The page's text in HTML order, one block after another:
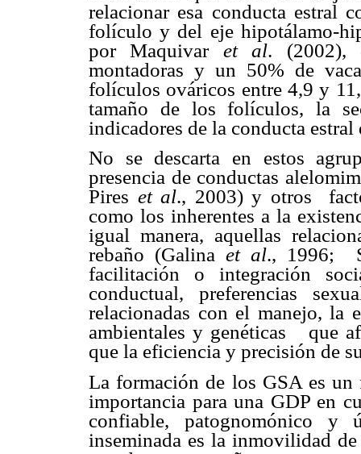
relacionar esa conducta estral
folículo y del eje hipotálamo-
por Maquivar et al. (2002),
montadoras y un 50% de
folículos ováricos entre 4,9 y
tamaño de los folículos, la
indicadores de la conducta estral
No se descarta en estos
presencia de conductas
Pires et al., 2003) y otros
como los inherentes a la
igual manera, aquellas
rebaño (Galinaet al., 1996;
facilitación o integración
conductual, preferencias
relacionadas con el manejo, la
ambientales y genéticas
que
que la eficiencia y precisión de
La formación de los GSA es
importancia para una GDP en
confiable, patognomónico
inseminada es la inmovilidad